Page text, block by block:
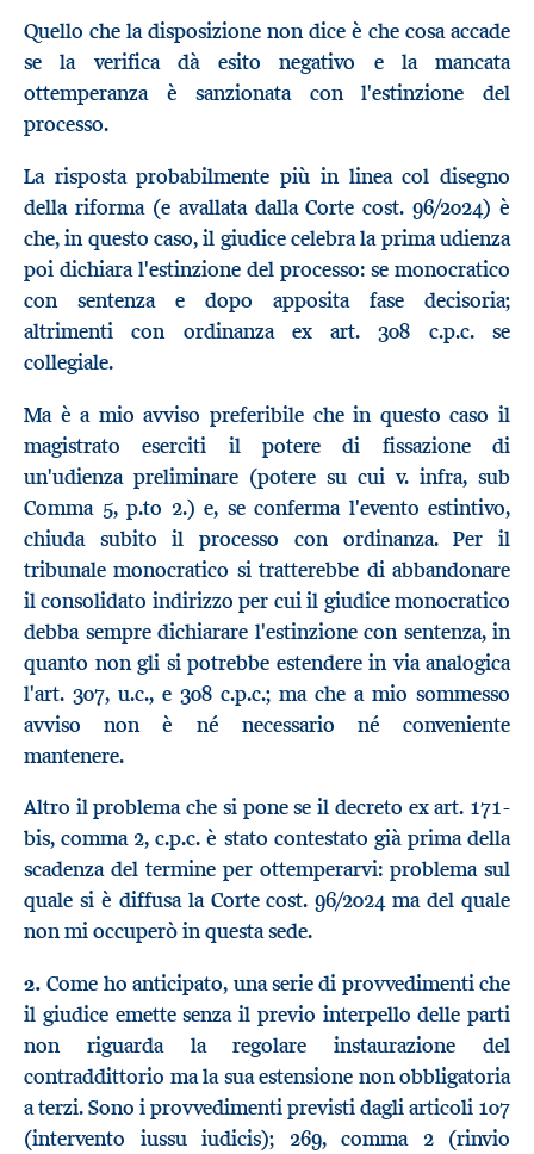
Quello che la disposizione non dice è che cosa accade
se la verifica dà esito negativo e la mancata
ottemperanza è sanzionata con l'estinzione del
processo.
La risposta probabilmente più in linea col disegno
della riforma (e avallata dalla Corte cost. 96/2024) è
che, in questo caso, il giudice celebra la prima udienza
poi dichiara l'estinzione del processo: se monocratico
con sentenza e dopo apposita fase decisoria;
altrimenti con ordinanza ex art. 308 c.p.c. se
collegiale.
Ma è a mio avviso preferibile che in questo caso il
magistrato eserciti il potere di fissazione di
un'udienza preliminare (potere su cui v. infra, sub
Comma 5, p.to 2.) e, se conferma l'evento estintivo,
chiuda subito il processo con ordinanza. Per il
tribunale monocratico si tratterebbe di abbandonare
il consolidato indirizzo per cui il giudice monocratico
debba sempre dichiarare l'estinzione con sentenza, in
quanto non gli si potrebbe estendere in via analogica
l'art. 307, u.c., e 308 c.p.c.; ma che a mio sommesso
avviso non è né necessario né conveniente
mantenere.
Altro il problema che si pone se il decreto ex art. 171-
bis, comma 2, c.p.c. è stato contestato già prima della
scadenza del termine per ottemperarvi: problema sul
quale si è diffusa la Corte cost. 96/2024 ma del quale
non mi occuperò in questa sede.
2.Come ho anticipato, una serie di provvedimenti che
il giudice emette senza il previo interpello delle parti
non riguarda la regolare instaurazione del
contraddittorio ma la sua estensione non obbligatoria
a terzi. Sono i provvedimenti previsti dagli articoli 107
(intervento iussu iudicis); 269, comma 2 (rinvio